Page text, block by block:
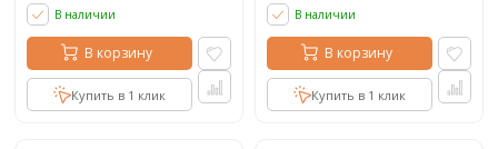
В наличии
В корзину
Купить в 1 клик
В наличии
В корзину
Купить в 1 клик